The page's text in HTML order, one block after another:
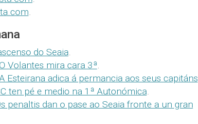
.
do Seaia.
Volantes mira cara 3ª.
Esteirana adica á permancia aos seus capitáns
ten pé e medio na 1ª Autonómica.
penaltis dan o pase ao Seaia fronte a un gran